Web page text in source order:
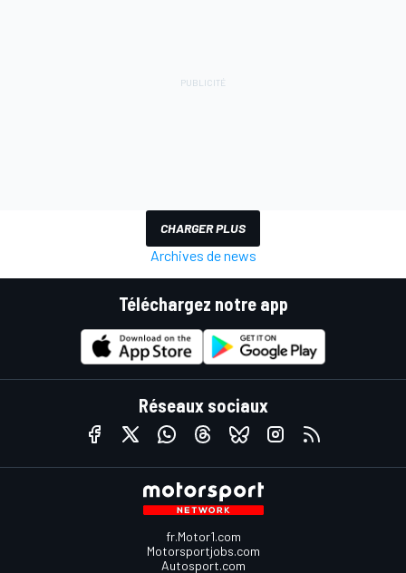
CHARGER PLUS
Archives de news
Téléchargez notre app
Réseaux sociaux
fr.Motor1.com
Motorsportjobs.com
Autosport.com